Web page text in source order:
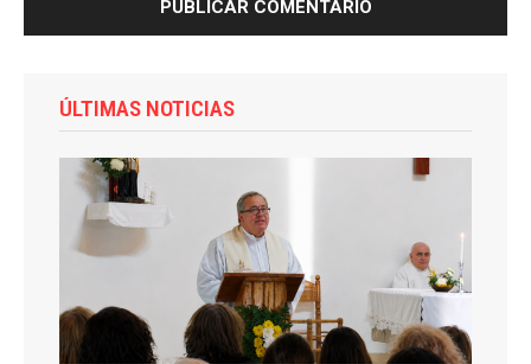
ÚLTIMAS NOTICIAS